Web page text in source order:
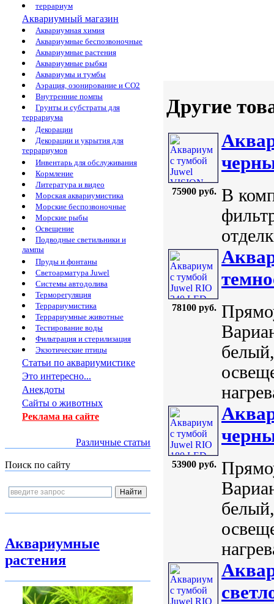
террариум
Аквариумный магазин
Аквариумная химия
Аквариумные беспозвоночные
Аквариумные растения
Аквариумные рыбки
Аквариумы и тумбы
Аэрация, озонирование и CO2
Внутренние помпы
Грунты и субстраты для
террариума
Декорации
Декорации и укрытия для
террариумов
Инвентарь для обслуживания
Кормление
Литература и видео
Морская аквариумистика
Морские беспозвоночные
Морские рыбы
Освещение
Подводные светильники и
лампы
Пруды и фонтаны
Светоарматура Juwel
Системы автодолива
Терморегуляция
Террариумистика
Террариумные животные
Тестирование воды
Фильтрация и стерилизация
Экзотические птицы
Статьи по аквариумистике
Это интересно...
Анекдоты
Сайты о животных
Реклама на сайте
Различные статьи
Поиск по сайту
Аквариумные
растения
Другие
75900 руб. В
78100 руб.
53900 руб.